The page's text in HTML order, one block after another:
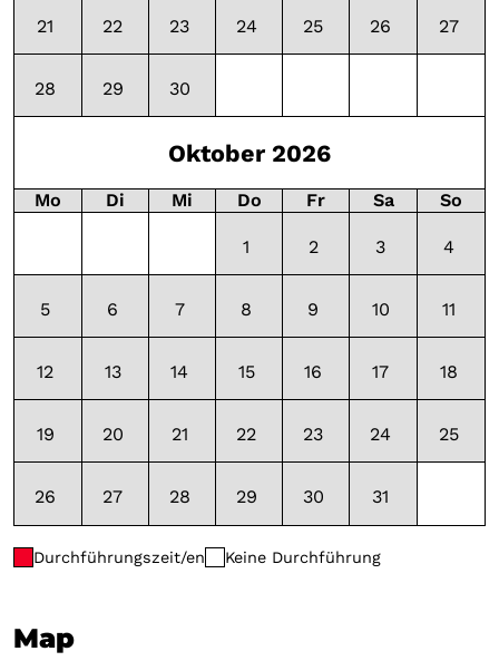
21 22 23 24 25 26 27
28 29 30
Oktober 2026
Mo Di Mi Do Fr Sa So
1 2 3 4
5 6 7 8 9 10 11
12 13 14 15 16 17 18
19 20 21 22 23 24 25
26 27 28 29 30 31
Durchführungszeit/en Keine Durchführung
Map